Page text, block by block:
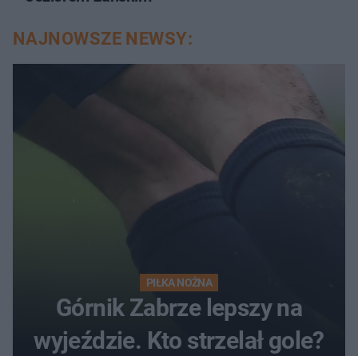
NAJNOWSZE NEWSY:
PIŁKA NOŻNA
Górnik Zabrze lepszy na
wyjeździe. Kto strzelał gole?